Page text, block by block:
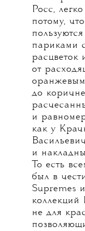
Росс,
потому,
париками
расцветок
от
до
и
как у
и
То есть
был в
Supremes
коллекций
не для